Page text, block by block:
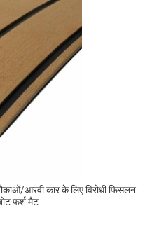
आरवी कार के लिए विरोधी फिसलन
फर्श मैट